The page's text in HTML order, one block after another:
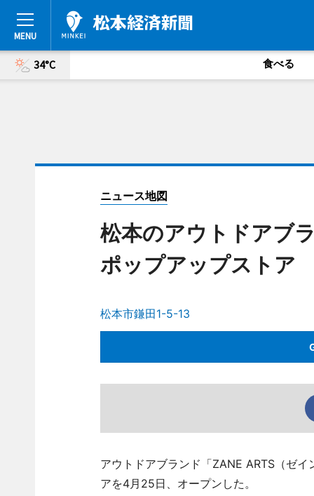
34°C 食べる
ニュース地図
松本のアウトドアブ
ポップアップストア
松本市鎌田1-5-13
アウトドアブランド「ZANE ARTS（ゼ
アを4月25日、オープンした。